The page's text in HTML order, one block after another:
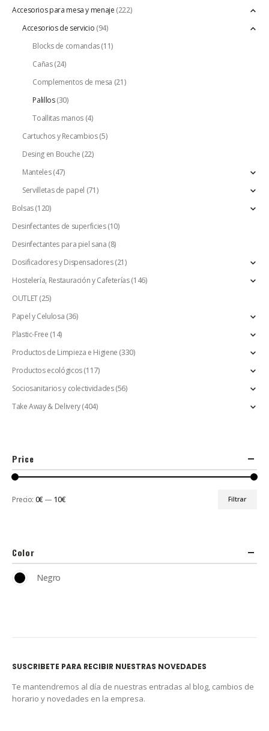
Accesorios para mesa y menaje (222)
Accesorios de servicio (94)
Blocks de comandas(11)
Cañas (24)
Complementos de mesa (21)
Palillos (30)
Toallitas manos (4)
Cartuchos y Recambios(5)
Desing en Bouche (22)
Manteles (47)
Servilletas de papel (71)
Bolsas(120)
Desinfectantes de superficies (10)
Desinfectantes para piel sana (8)
Dosificadores y Dispensadores (21)
Hostelería, Restauración y Cafeterías(146)
OUTLET(25)
Papel y Celulosa (36)
Plastic-Free (14)
Productos de Limpieza e Higiene (330)
Productos ecológicos(117)
Sociosanitarios y colectividades (56)
Take Away & Delivery(404)
Price
Filtrar
Precio: 0€ — 10€
Color
Negro
SUSCRIBETE PARA RECIBIR NUESTRAS NOVEDADES
Te mantendremos al día de nuestras entradas al blog, cambios de
horario y novedades en la empresa.